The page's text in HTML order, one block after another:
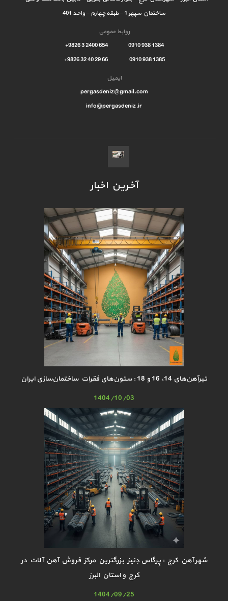
ساختمان سپهر 1 – طبقه چهارم – واحد 401
روابط عمومی
1384 938 0910 654 2400 3 9826+
1385 938 0910 66 29 40 32 9826+
ایمیل
pergasdeniz@gmail.com
info@pergasdeniz.ir
آخرین اخبار
تیرآهن‌های 14، 16 و 18 : ستون‌های فقرات ساختمان‌سازی ایران
1404/10/03
شهر آهن کرج : پِرگاس دِنیز بزرگترین مرکز فروش آهن آلات در
کرج و استان البرز
1404/09/25